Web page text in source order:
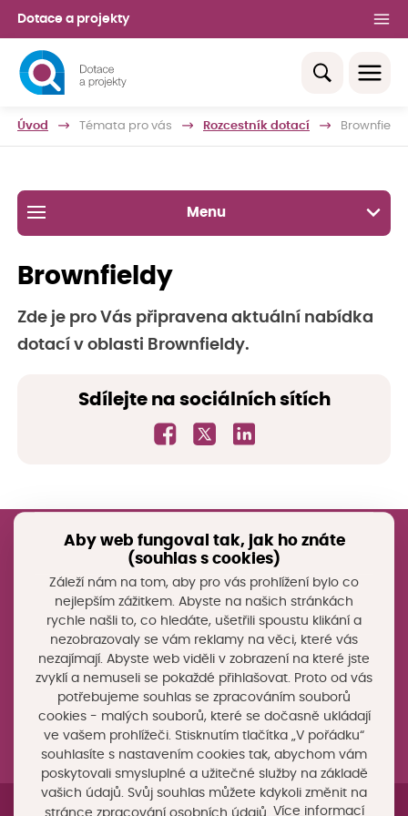
Dotace a projekty
Úvod Témata pro vás Rozcestník dotací Brownfieldy
Menu
Brownfieldy
Zde je pro Vás připravena aktuální nabídka
dotací v oblasti Brownfieldy.
Sdílejte na sociálních sítích
Registrujte si náš newsletter
Nebo nám napište na e-mail
dotace@chytryregion.cz
Stáhněte si mobilní aplikaci Chytrý region
Facebook Chytrého regionu
Přihlásit k odběru
Aby web fungoval tak, jak ho znáte
(souhlas s cookies)
Záleží nám na tom, aby pro vás prohlížení bylo co
nejlepším zážitkem. Abyste na našich stránkách
rychle našli to, co hledáte, ušetřili spoustu klikání a
nezobrazovaly se vám reklamy na věci, které vás
nezajímají. Abyste web viděli v zobrazení na které jste
zvyklí a nemuseli se pokaždé přihlašovat. Proto od vás
potřebujeme souhlas se zpracováním souborů
cookies - malých souborů, které se dočasně ukládají
ve vašem prohlížeči. Stisknutím tlačítka „V pořádku“
souhlasíte s nastavením cookies tak, abychom vám
poskytovali smysluplné a užitečné služby na základě
vašich údajů. Svůj souhlas můžete kdykoli změnit na
stránce zpracování osobních údajů. Více informací